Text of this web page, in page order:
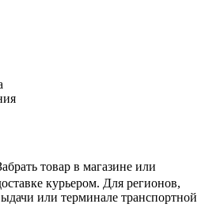
товар в магазине или
курьером. Для регионов,
или терминале транспортной